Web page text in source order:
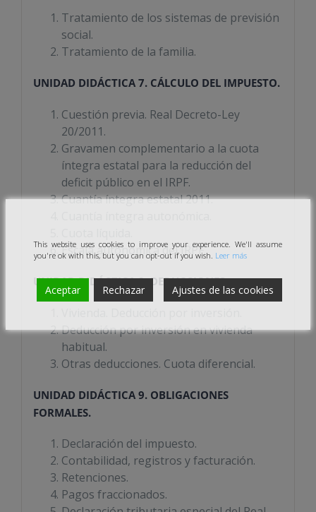
Tratamiento de los sistemas de previsión
social.
Tratamiento de la familia.
UNIDAD DIDÁCTICA 7. CÁLCULO DEL IMPUESTO.
Cuestión previa. Real Decreto-Ley
20/2011.
Gravamen complementario a la cuota
íntegra estatal para la reducción del
deficit público en el IRPF.
Cuantía íntegra estatal 2011.
Escala autonómica del IRPF.
UNIDAD DIDÁCTICA 8. DEDUCCIONES.
Deducción por inversión en vivienda
habitual.
Otras deducciones. Cuota diferencial.
UNIDAD DIDÁCTICA 9. OBLIGACIONES
FORMALES.
Declaración del impuesto.
Contabilidad, registros y facturación.
Retenciones.
Pagos fraccionados.
This website uses cookies to improve your experience. We'll assume
you're ok with this, but you can opt-out if you wish. Leer más
Aceptar Rechazar Ajustes de las cookies